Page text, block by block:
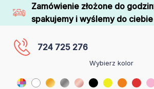
Zamówienie złożone do
spakujemy i wyślemy do
724 725 276
Wybierz kolor